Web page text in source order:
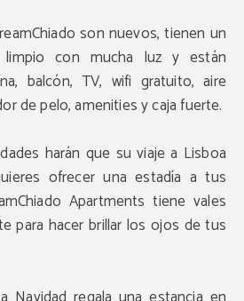
son nuevos, tienen un
con mucha luz y están
balcón, TV, wifi gratuito, aire
de pelo, amenities y caja fuerte.
harán que su viaje a Lisboa
ofrecer una estadía a tus
Apartments tiene vales
para hacer brillar los ojos de tus